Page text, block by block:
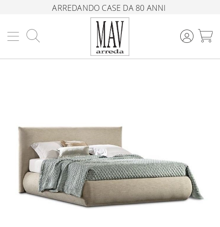
ARREDANDO CASE DA 80 ANNI
immagini